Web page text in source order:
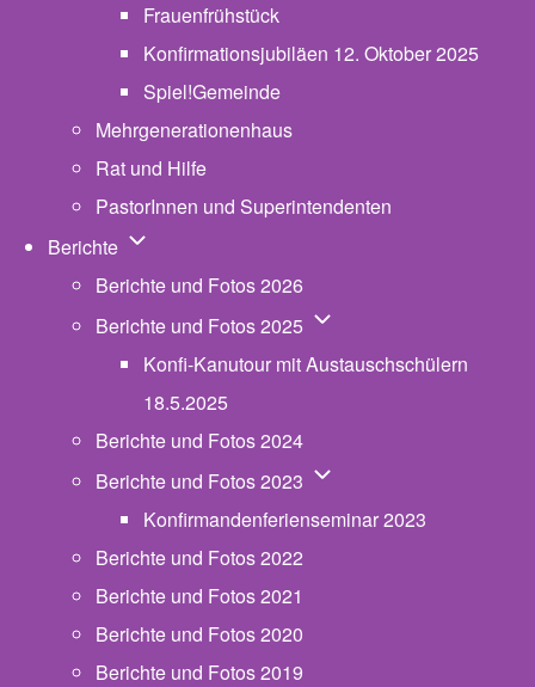
Frauenfrühstück
Konfirmationsjubiläen 12. Oktober 2025
Spiel!Gemeinde
Mehrgenerationenhaus
Rat und Hilfe
PastorInnen und Superintendenten
Berichte Unternavigation von Berichte
Berichte und Fotos 2026
Berichte und Fotos 2025 Unternavigation von
Konfi-Kanutour mit Austauschschülern
18.5.2025
Berichte und Fotos 2024
Berichte und Fotos 2023 Unternavigation von
Konfirmandenferienseminar 2023
Berichte und Fotos 2022
Berichte und Fotos 2021
Berichte und Fotos 2020
Berichte und Fotos 2019